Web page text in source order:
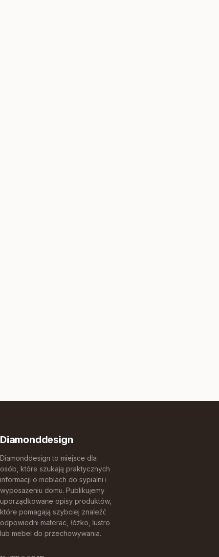
Diamonddesign
Diamonddesign to miejsce dla
osób, które szukają praktycznych
informacji o meblach do sypialni i
wyposażeniu domu. Publikujemy
uporządkowane opisy produktów,
które pomagają szybciej znaleźć
odpowiedni materac, łóżko, lustro
lub mebel do przechowywania.